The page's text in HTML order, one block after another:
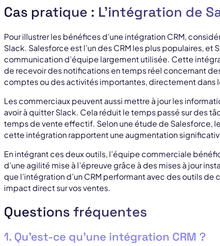
Cas pratique : L’intégration de
Pour illustrer les bénéfices d’une intégration CRM,
Slack. Salesforce est l’un des CRM les plus populaires, et
communication d’équipe largement utilisée. Cette
de recevoir des notifications en temps réel concernant
comptes ou des activités importantes, directement dans
Les commerciaux peuvent aussi mettre à jour les
avoir à quitter Slack. Cela réduit le temps passé sur des
temps de vente effectif. Selon une étude de Salesforce,
cette intégration rapportent une augmentation
En intégrant ces deux outils, l’équipe commerciale
d’une agilité mise à l’épreuve grâce à des mises à jour
que l’intégration d’un CRM performant avec des outils
impact direct sur vos ventes.
Questions fréquentes
1. Qu’est-ce qu’une intégration CRM ?